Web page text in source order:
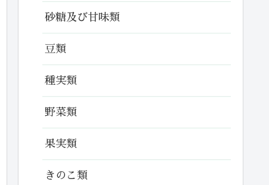
砂糖及び甘味類
豆類
種実類
野菜類
果実類
きのこ類